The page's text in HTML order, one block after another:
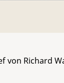
von Richard